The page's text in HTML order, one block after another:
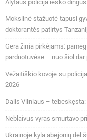
Alytaus policija ieško
Mokslinė stažuotė tapusi
doktorantės patirtys
Gera žinia pirkėjams:
parduotuvėse – nuo šiol dar
Vėžaitiškio kovoje su
2026
Dalis Vilniaus –
Neblaivus vyras smurtavo
Ukrainoje kyla abejonių dėl